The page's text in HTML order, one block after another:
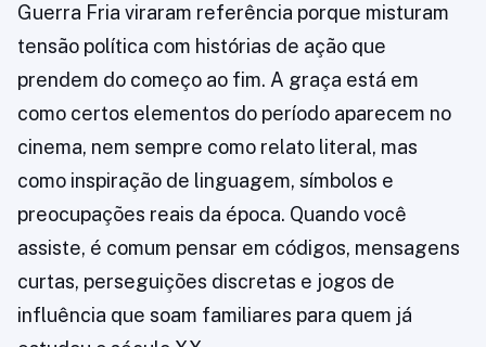
Guerra Fria viraram referência porque misturam
tensão política com histórias de ação que
prendem do começo ao fim. A graça está em
como certos elementos do período aparecem no
cinema, nem sempre como relato literal, mas
como inspiração de linguagem, símbolos e
preocupações reais da época. Quando você
assiste, é comum pensar em códigos, mensagens
curtas, perseguições discretas e jogos de
influência que soam familiares para quem já